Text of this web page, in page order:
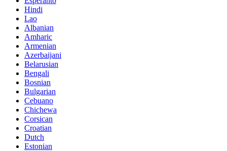
Hindi
Lao
Albanian
Amharic
Armenian
Azerbaijani
Belarusian
Bengali
Bosnian
Bulgarian
Cebuano
Chichewa
Corsican
Croatian
Dutch
Estonian